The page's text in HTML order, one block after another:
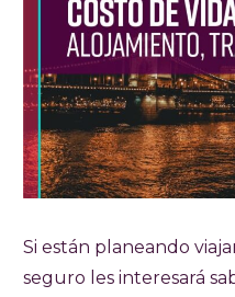
Si están planeando
seguro les interesará